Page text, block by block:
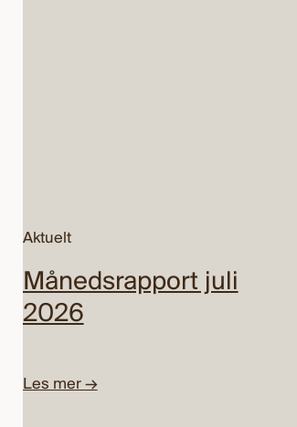
Kursdato 06.08.2026
Aktuelt
Månedsrapport juli
2026
Les mer →